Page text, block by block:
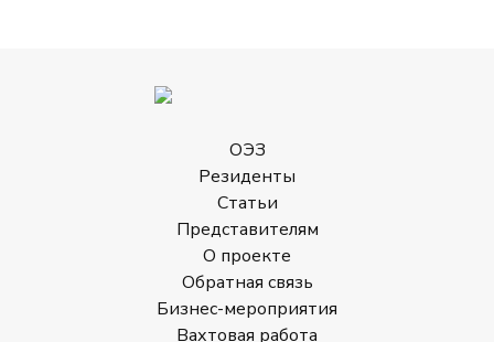
ОЭЗ
Резиденты
Статьи
Представителям
О проекте
Обратная связь
Бизнес-мероприятия
Вахтовая работа